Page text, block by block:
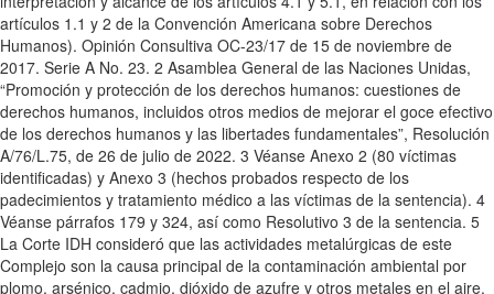
artículos 1.1 y 2 de la Convención Americana sobre Derechos
Humanos). Opinión Consultiva OC-23/17 de 15 de noviembre de
2017. Serie A No. 23. 2 Asamblea General de las Naciones Unidas,
“Promoción y protección de los derechos humanos: cuestiones de
derechos humanos, incluidos otros medios de mejorar el goce efectivo
de los derechos humanos y las libertades fundamentales”, Resolución
A/76/L.75, de 26 de julio de 2022. 3 Véanse Anexo 2 (80 víctimas
identificadas) y Anexo 3 (hechos probados respecto de los
padecimientos y tratamiento médico a las víctimas de la sentencia). 4
Véanse párrafos 179 y 324, así como Resolutivo 3 de la sentencia. 5
La Corte IDH consideró que las actividades metalúrgicas de este
Complejo son la causa principal de la contaminación ambiental por
plomo, arsénico, cadmio, dióxido de azufre y otros metales en el aire,